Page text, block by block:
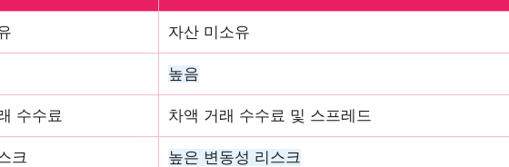
자산 미소유
높음
수수료 차액 거래 수수료 및 스프레드
크 높은 변동성 리스크